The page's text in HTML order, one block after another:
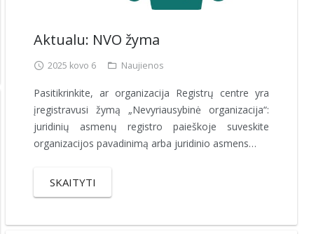
Aktualu: NVO žyma
2025 kovo 6 Naujienos
Pasitikrinkite, ar organizacija Registrų centre yra
įregistravusi žymą „Nevyriausybinė organizacija“:
juridinių asmenų registro paieškoje suveskite
organizacijos pavadinimą arba juridinio asmens…
SKAITYTI